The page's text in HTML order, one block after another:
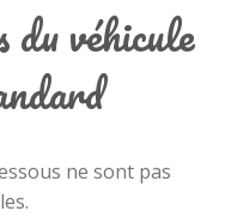
du véhicule
ne sont pas